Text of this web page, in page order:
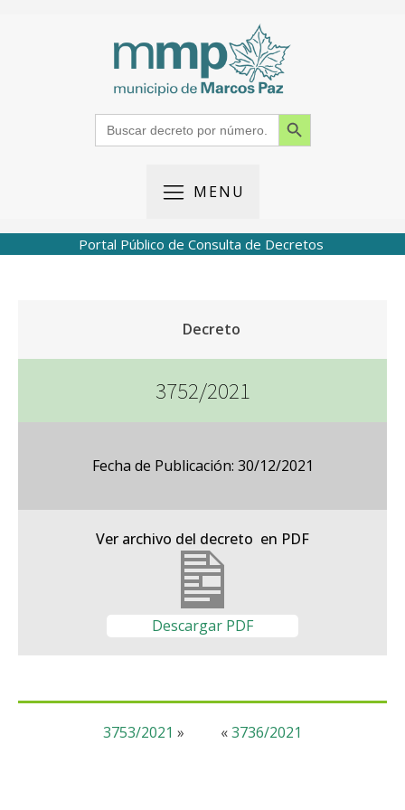
Search
for:
Search Button
MENU
Portal Público de Consulta de Decretos
Decreto
3752/2021
Fecha de Publicación: 30/12/2021
Ver archivo del decreto en PDF
Descargar PDF
«3736/2021
3753/2021 »